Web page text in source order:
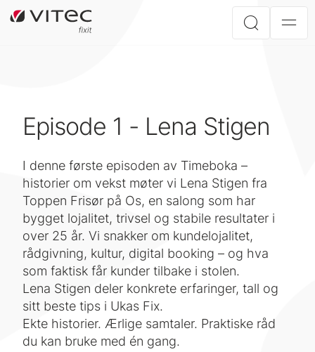
Episode 1 - Lena Stigen
I denne første episoden av Timeboka –
historier om vekst møter vi Lena Stigen fra
Toppen Frisør på Os, en salong som har
bygget lojalitet, trivsel og stabile resultater i
over 25 år. Vi snakker om kundelojalitet,
rådgivning, kultur, digital booking – og hva
som faktisk får kunder tilbake i stolen.
Lena Stigen deler konkrete erfaringer, tall og
sitt beste tips i Ukas Fix.
Ekte historier. Ærlige samtaler. Praktiske råd
du kan bruke med én gang.